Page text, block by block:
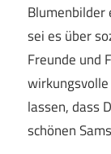
Blumenbilder
sei es über
Freunde und
lassen, dass
schönen